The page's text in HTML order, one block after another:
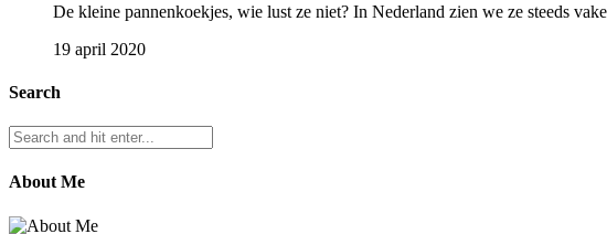
De kleine pannenkoekjes, wie lust ze niet? In Nederland zien we ze steeds
19 april 2020
Search
About Me